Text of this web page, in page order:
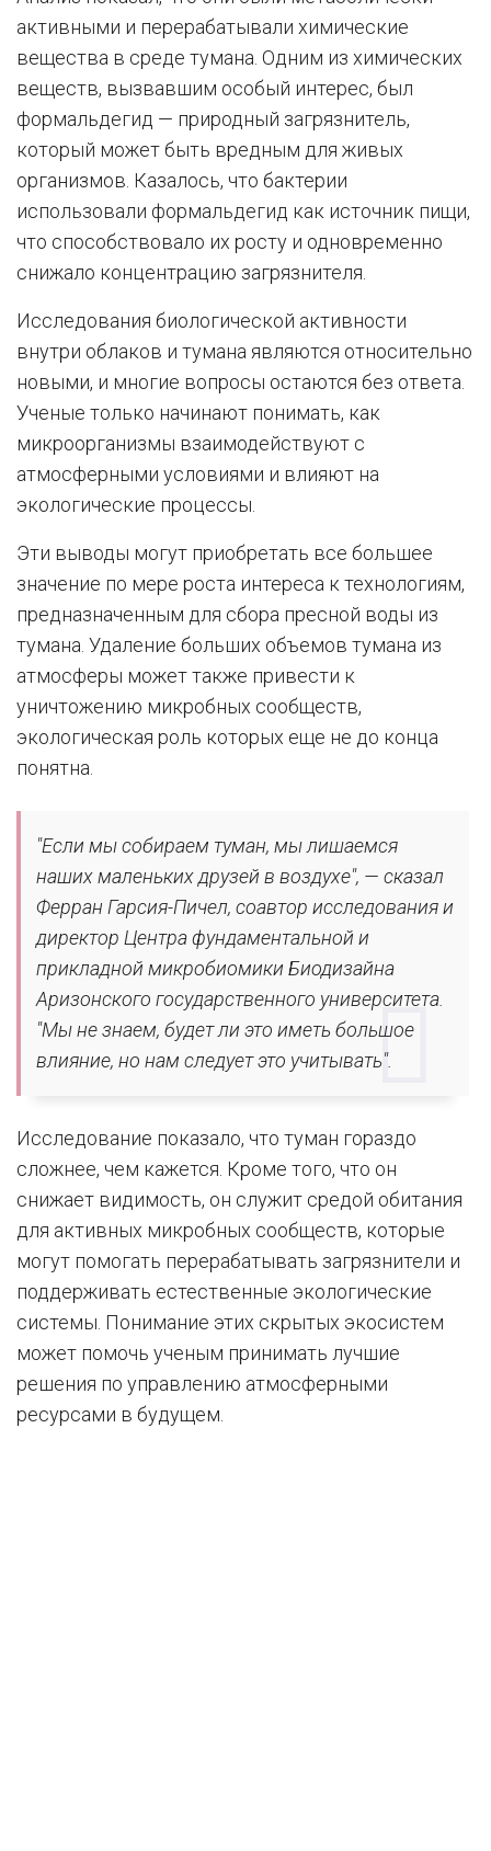
активными и перерабатывали химические
вещества в среде тумана. Одним из химических
веществ, вызвавшим особый интерес, был
формальдегид — природный загрязнитель,
который может быть вредным для живых
организмов. Казалось, что бактерии
использовали формальдегид как источник пищи,
что способствовало их росту и одновременно
снижало концентрацию загрязнителя.
Исследования биологической активности
внутри облаков и тумана являются относительно
новыми, и многие вопросы остаются без ответа.
Ученые только начинают понимать, как
микроорганизмы взаимодействуют с
атмосферными условиями и влияют на
экологические процессы.
Эти выводы могут приобретать все большее
значение по мере роста интереса к технологиям,
предназначенным для сбора пресной воды из
тумана. Удаление больших объемов тумана из
атмосферы может также привести к
уничтожению микробных сообществ,
экологическая роль которых еще не до конца
понятна.
"Если мы собираем туман, мы лишаемся
наших маленьких друзей в воздухе", — сказал
Ферран Гарсия-Пичел, соавтор исследования и
директор Центра фундаментальной и
прикладной микробиомики Биодизайна
Аризонского государственного университета.
"Мы не знаем, будет ли это иметь большое
влияние, но нам следует это учитывать".
Исследование показало, что туман гораздо
сложнее, чем кажется. Кроме того, что он
снижает видимость, он служит средой обитания
для активных микробных сообществ, которые
могут помогать перерабатывать загрязнители и
поддерживать естественные экологические
системы. Понимание этих скрытых экосистем
может помочь ученым принимать лучшие
решения по управлению атмосферными
ресурсами в будущем.